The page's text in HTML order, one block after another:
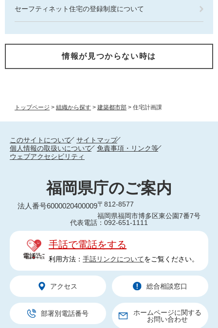
トップページ > 組織から探す > 建築都市部 > 住宅計画課
セーフティネット住宅の登録制度について
情報が見つからない時は
このサイトについて
サイトマップ
個人情報の取扱いについて
免責事項・リンク等
ウェブアクセシビリティ
福岡県庁のご案内
法人番号6000020400009〒812-8577
福岡県福岡市博多区東公園7番7号
代表電話：092-651-1111
手話で電話をする
利用方法： 手話リンクについてをご覧ください。
アクセス 総合相談窓口
部署別電話番号
ホームページに関する
お問い合わせ